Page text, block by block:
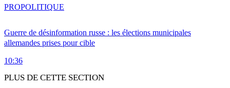
Guerre de désinformation russe : les élections municipales
allemandes prises pour cible
10:36
PROPOLITIQUE
PLUS DE CETTE SECTION